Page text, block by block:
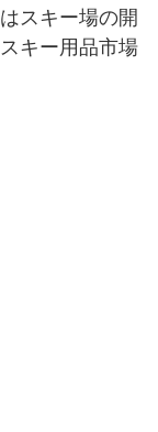
スキー場の開
キー用品市場